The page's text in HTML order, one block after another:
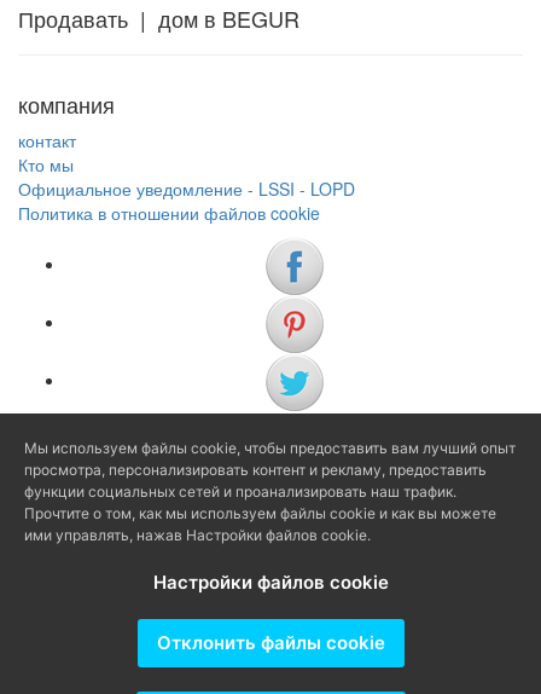
Продавать | дом в BEGUR
компания
контакт
Кто мы
Официальное уведомление - LSSI - LOPD
Политика в отношении файлов cookie
(+34) 972 622 505
(+34) 638 983 816
Мы используем файлы cookie, чтобы предоставить вам лучший опыт
просмотра, персонализировать контент и рекламу, предоставить
функции социальных сетей и проанализировать наш трафик.
Прочтите о том, как мы используем файлы cookie и как вы можете
ими управлять, нажав Настройки файлов cookie.
Настройки файлов cookie
Отклонить файлы cookie